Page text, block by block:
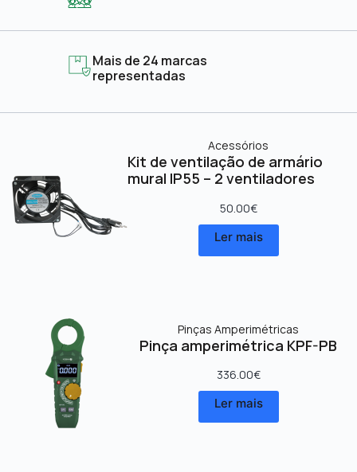
Mais de 24 marcas
representadas
Acessórios
Kit de ventilação de armário
mural IP55 – 2 ventiladores
50.00€
Ler mais
Pinças Amperimétricas
Pinça amperimétrica KPF-PB
336.00€
Ler mais